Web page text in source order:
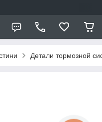
Детали тормозной